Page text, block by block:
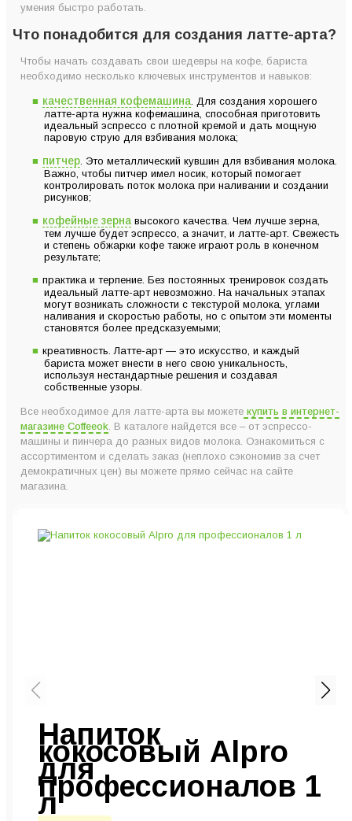
умения быстро работать.
Что понадобится для создания латте-арта?
Чтобы начать создавать свои шедевры на кофе, бариста
необходимо несколько ключевых инструментов и навыков:
качественная кофемашина . Для создания хорошего
латте-арта нужна кофемашина, способная приготовить
идеальный эспрессо с плотной кремой и дать мощную
паровую струю для взбивания молока;
питчер . Это металлический кувшин для взбивания молока.
Важно, чтобы питчер имел носик, который помогает
контролировать поток молока при наливании и создании
рисунков;
кофейные зерна высокого качества. Чем лучше зерна,
тем лучше будет эспрессо, а значит, и латте-арт. Свежесть
и степень обжарки кофе также играют роль в конечном
результате;
практика и терпение. Без постоянных тренировок создать
идеальный латте-арт невозможно. На начальных этапах
могут возникать сложности с текстурой молока, углами
наливания и скоростью работы, но с опытом эти моменты
становятся более предсказуемыми;
креативность. Латте-арт — это искусство, и каждый
бариста может внести в него свою уникальность,
используя нестандартные решения и создавая
собственные узоры.
Все необходимое для латте-арта вы можете купить в интернет-
магазине Coffeeok . В каталоге найдется все – от эспрессо-
машины и пинчера до разных видов молока. Ознакомиться с
ассортиментом и сделать заказ (неплохо сэкономив за счет
демократичных цен) вы можете прямо сейчас на сайте
магазина.
Напиток
кокосовый Alpro
для
профессионалов 1
л